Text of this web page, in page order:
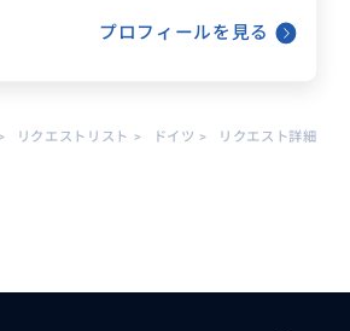
告代理店のクリエイテイブ・デイ
、M.M.&P Creative Deisgn GmbH
年にイベント部門を設立して横浜
光で来られる方は残念ながら少な
プロフィールを見る
リクエストリスト > ドイツ > リクエスト詳細